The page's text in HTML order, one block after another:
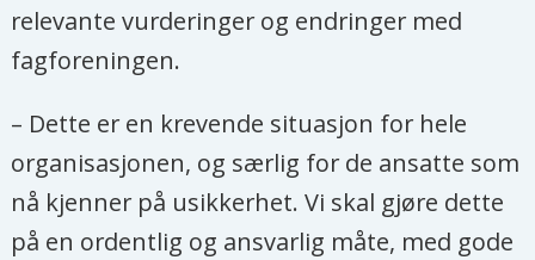
relevante vurderinger og endringer med
fagforeningen.
– Dette er en krevende situasjon for hele
organisasjonen, og særlig for de ansatte som
nå kjenner på usikkerhet. Vi skal gjøre dette
på en ordentlig og ansvarlig måte, med gode